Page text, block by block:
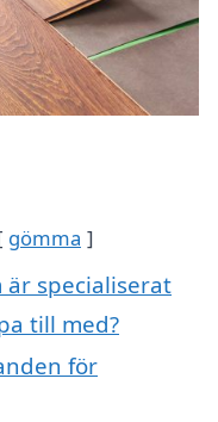
gömma
är specialiserat
till med?
för